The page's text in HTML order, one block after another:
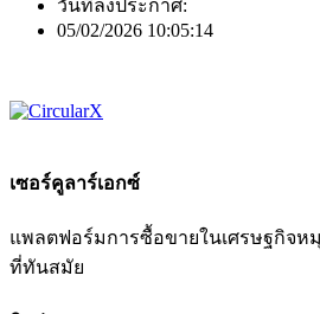
วันที่ลงประกาศ:
05/02/2026 10:05:14
เซอร์คูลาร์เอกซ์
แพลตฟอร์มการซื้อขายในเศรษฐกิจห
ที่ทันสมัย